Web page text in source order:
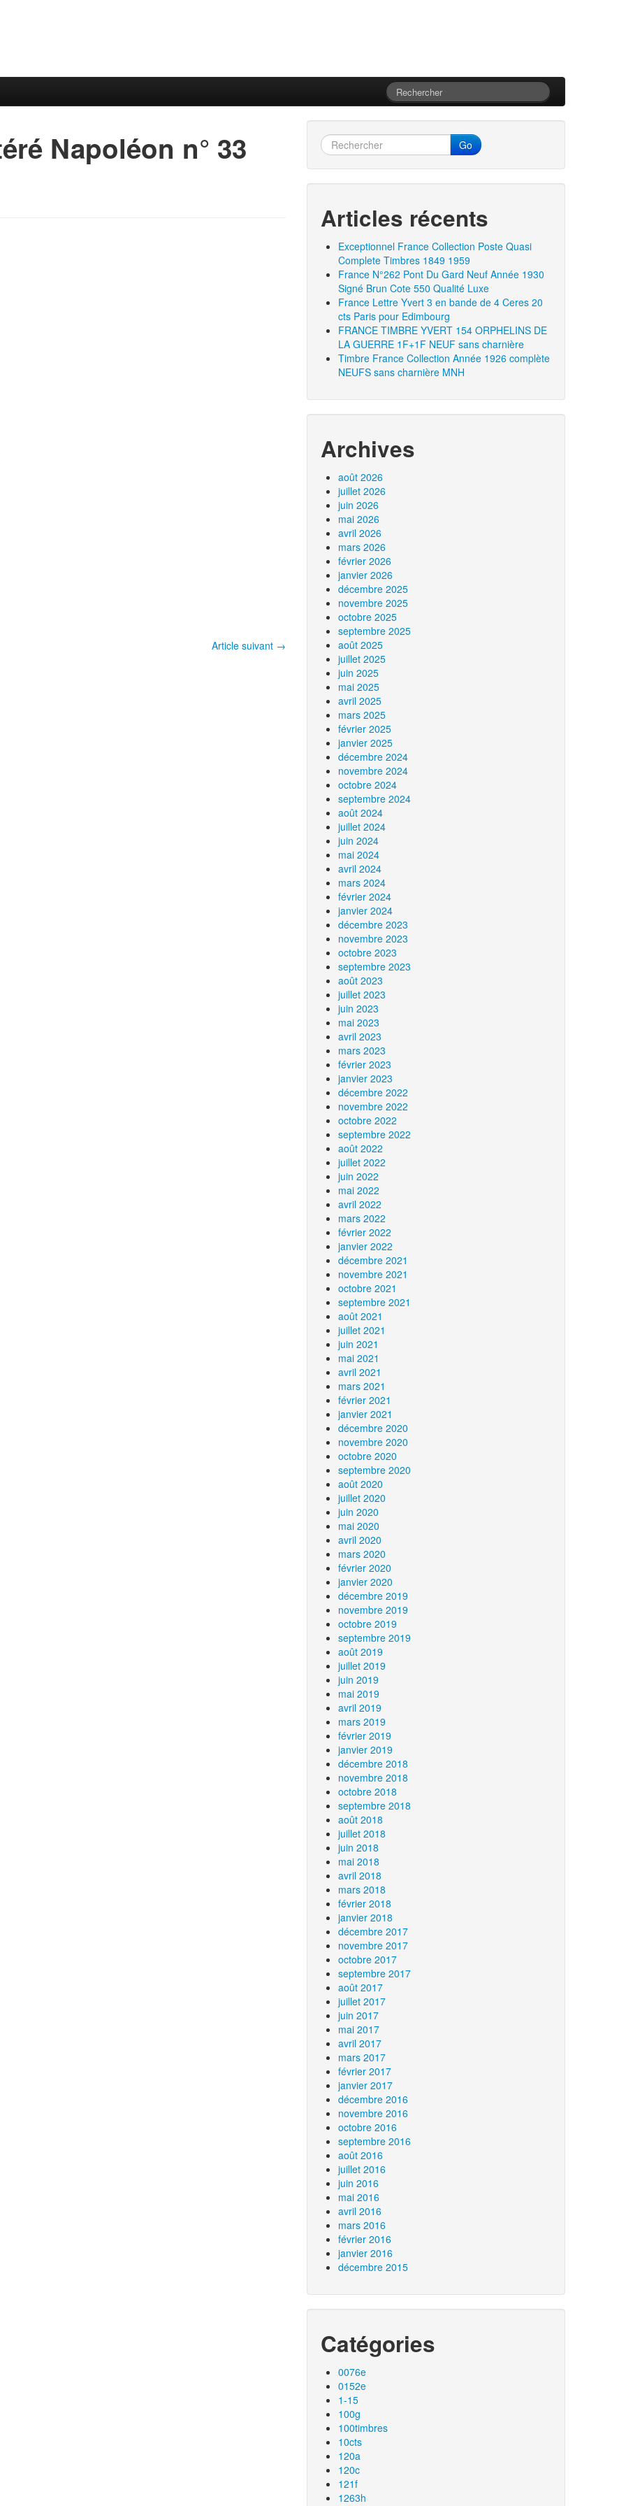
Napoléon n° 33
Article suivant →
Go
Articles récents
Exceptionnel France Collection Poste Quasi
Complete Timbres 1849 1959
France N°262 Pont Du Gard Neuf Année 1930
Signé Brun Cote 550 Qualité Luxe
France Lettre Yvert 3 en bande de 4 Ceres 20
cts Paris pour Edimbourg
FRANCE TIMBRE YVERT 154 ORPHELINS DE
LA GUERRE 1F+1F NEUF sans charnière
Timbre France Collection Année 1926 complète
NEUFS sans charnière MNH
Archives
août 2026
juillet 2026
juin 2026
mai 2026
avril 2026
mars 2026
février 2026
janvier 2026
décembre 2025
novembre 2025
octobre 2025
septembre 2025
août 2025
juillet 2025
juin 2025
mai 2025
avril 2025
mars 2025
février 2025
janvier 2025
décembre 2024
novembre 2024
octobre 2024
septembre 2024
août 2024
juillet 2024
juin 2024
mai 2024
avril 2024
mars 2024
février 2024
janvier 2024
décembre 2023
novembre 2023
octobre 2023
septembre 2023
août 2023
juillet 2023
juin 2023
mai 2023
avril 2023
mars 2023
février 2023
janvier 2023
décembre 2022
novembre 2022
octobre 2022
septembre 2022
août 2022
juillet 2022
juin 2022
mai 2022
avril 2022
mars 2022
février 2022
janvier 2022
décembre 2021
novembre 2021
octobre 2021
septembre 2021
août 2021
juillet 2021
juin 2021
mai 2021
avril 2021
mars 2021
février 2021
janvier 2021
décembre 2020
novembre 2020
octobre 2020
septembre 2020
août 2020
juillet 2020
juin 2020
mai 2020
avril 2020
mars 2020
février 2020
janvier 2020
décembre 2019
novembre 2019
octobre 2019
septembre 2019
août 2019
juillet 2019
juin 2019
mai 2019
avril 2019
mars 2019
février 2019
janvier 2019
décembre 2018
novembre 2018
octobre 2018
septembre 2018
août 2018
juillet 2018
juin 2018
mai 2018
avril 2018
mars 2018
février 2018
janvier 2018
décembre 2017
novembre 2017
octobre 2017
septembre 2017
août 2017
juillet 2017
juin 2017
mai 2017
avril 2017
mars 2017
février 2017
janvier 2017
décembre 2016
novembre 2016
octobre 2016
septembre 2016
août 2016
juillet 2016
juin 2016
mai 2016
avril 2016
mars 2016
février 2016
janvier 2016
décembre 2015
Catégories
0076e
0152e
1-15
100g
100timbres
10cts
120a
120c
121f
1263h